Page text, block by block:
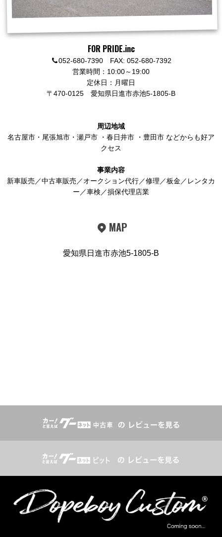
FOR PRIDE.inc
052-680-7390 FAX: 052-680-7392
営業時間：10:00～19:00
定休日：月曜日
〒470-0125 愛知県日進市赤池5-1805-B
周辺地域
名古屋市 ・ 尾張旭市 ・ 瀬戸市 ・ 春日井市 ・ 豊田市 などからも好ア
クセス
事業内容
新車販売／中古車販売／オークション代行／修理／板金／レンタカ
ー／車検／損保代理店業
MAP
愛知県日進市赤池5-1805-B